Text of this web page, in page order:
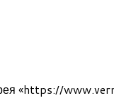
«https://